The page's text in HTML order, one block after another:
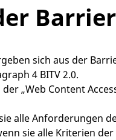
sich aus der
4 BITV 2.0.
„Web Content
alle Anforderungen
sie alle Kriterien der